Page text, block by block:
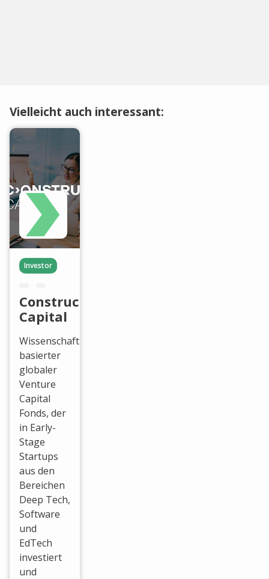
Vielleicht auch interessant:
Investor
Constructor
Capital
Wissenschaftlich
basierter
globaler
Venture
Capital
Fonds, der
in Early-
Stage
Startups
aus den
Bereichen
Deep Tech,
Software
und
EdTech
investiert
und